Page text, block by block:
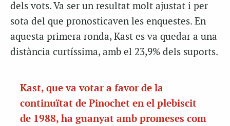
dels vots. Va ser un resultat molt ajustat i per
sota del que pronosticaven les enquestes. En
aquesta primera ronda, Kast es va quedar a una
distància curtíssima, amb el 23,9% dels suports.
Kast, que va votar a favor de la
continuïtat de Pinochet en el plebiscit
de 1988, ha guanyat amb promeses com